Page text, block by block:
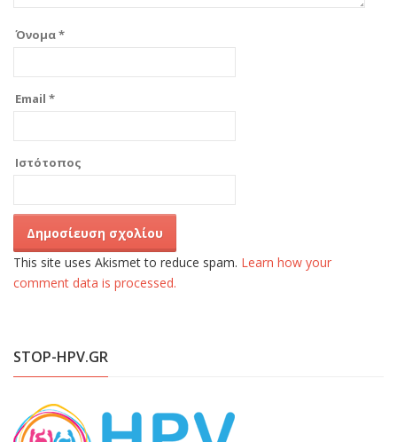
Όνομα*
Email *
Ιστότοπος
This site uses Akismet to reduce spam. Learn how your
comment data is processed.
STOP-HPV.GR